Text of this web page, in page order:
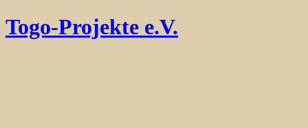
Togo-Projekte e.V.